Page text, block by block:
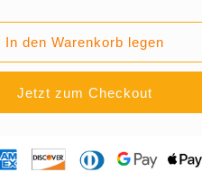
In den Warenkorb legen
Jetzt zum Checkout